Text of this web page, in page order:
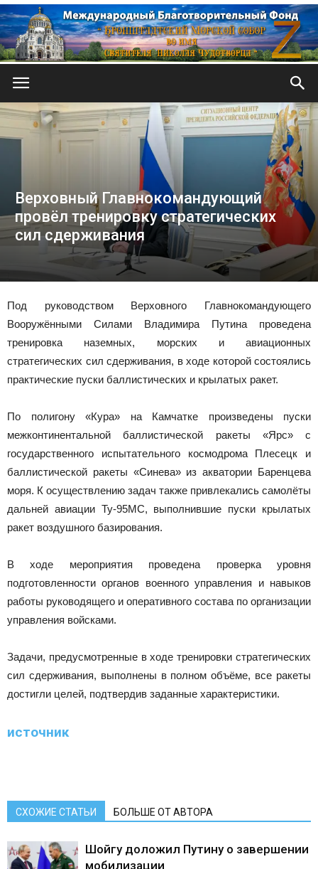
Морской
собор
Верховный Главнокомандующий
провёл тренировку стратегических
сил сдерживания
Под руководством Верховного Главнокомандующего
Вооружёнными Силами Владимира Путина проведена
тренировка наземных, морских и авиационных
стратегических сил сдерживания, в ходе которой состоялись
практические пуски баллистических и крылатых ракет.
По полигону «Кура» на Камчатке произведены пуски
межконтинентальной баллистической ракеты «Ярс» с
государственного испытательного космодрома Плесецк и
баллистической ракеты «Синева» из акватории Баренцева
моря. К осуществлению задач также привлекались самолёты
дальней авиации Ту-95МС, выполнившие пуски крылатых
ракет воздушного базирования.
В ходе мероприятия проведена проверка уровня
подготовленности органов военного управления и навыков
работы руководящего и оперативного состава по организации
управления войсками.
Задачи, предусмотренные в ходе тренировки стратегических
сил сдерживания, выполнены в полном объёме, все ракеты
достигли целей, подтвердив заданные характеристики.
источник
СХОЖИЕ СТАТЬИ БОЛЬШЕ ОТ АВТОРА
Шойгу доложил Путину о завершении
мобилизации